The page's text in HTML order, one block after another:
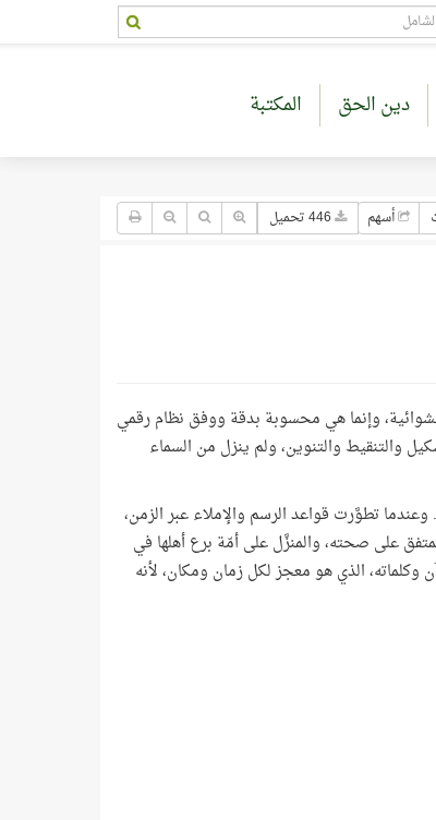
دين الحق المكتبة
أسهم
وإنما هي محسوبة بدقة ووفق نظام رقمي
والتنوين، ولم ينزل من السماء
تطوَّرت قواعد الرسم والإملاء عبر الزمن،
على صحته، والمنزَّل على أمّة برع أهلها في
وكلماته، الذي هو معجز لكل زمان ومكان، لأنه